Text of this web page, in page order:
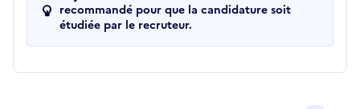
recommandé pour que la candidature soit
étudiée par le recruteur.